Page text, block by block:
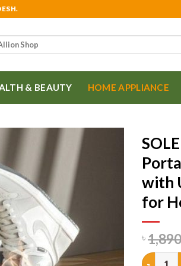
& BEAUTY HOME APPLIANCE
with
for
৳
SOLER